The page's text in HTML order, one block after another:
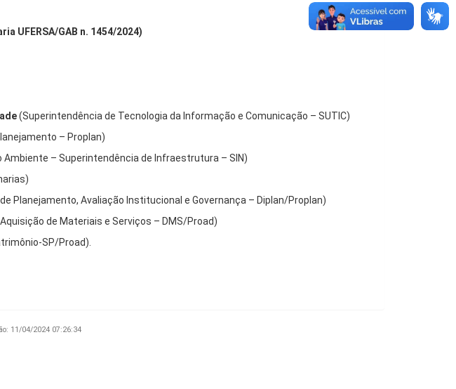
UFERSA/GAB n. 1454/2024)
(Superintendência de Tecnologia da Informação e Comunicação – SUTIC)
– Proplan)
Ambiente – Superintendência de Infraestrutura – SIN)
Planejamento, Avaliação Institucional e Governança – Diplan/Proplan)
de Materiais e Serviços – DMS/Proad)
SP/Proad).
11/04/2024 07:26:34